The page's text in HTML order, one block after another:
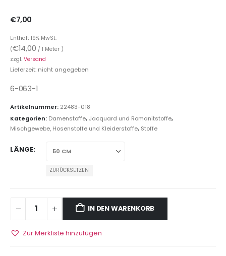
€7,00
Enthält 19% MwSt.
(€14,00 / 1 Meter )
zzgl. Versand
Lieferzeit: nicht angegeben
6-063-1
Artikelnummer: 22483-018
Kategorien: Damenstoffe,Jacquard und Romanitstoffe,
Mischgewebe, Hosenstoffe und Kleiderstoffe, Stoffe
LÄNGE
ZURÜCKSETZEN
IN DEN WARENKORB
Zur Merkliste hinzufügen